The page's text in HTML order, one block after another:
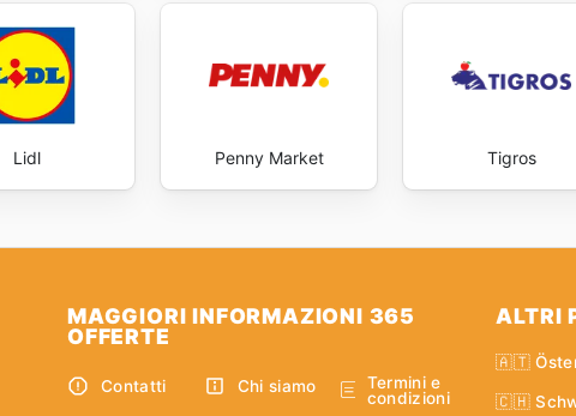
Lidl Penny Market Tigros
MAGGIORI INFORMAZIONI 365
OFFERTE
Contatti Chi siamo
Termini e
condizioni
ALTRI
🇦🇹
🇨🇭